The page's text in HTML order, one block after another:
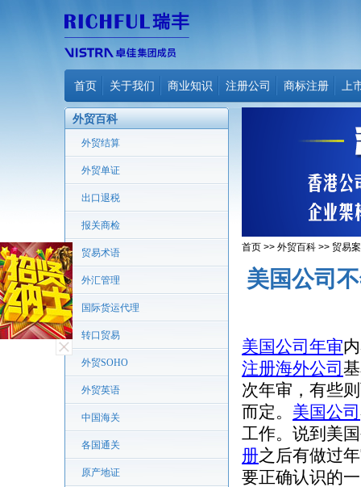
首页 关于我们 商业知识 注册公司 商标注册 上
外贸百科
外贸结算
外贸单证
出口退税
报关商检
贸易术语
外汇管理
国际货运代理
转口贸易
外贸SOHO
外贸英语
中国海关
各国通关
原产地证
首页 >> 外贸百科 >> 贸易
美国公司
美国公司年审
注册海外公司
次年审，有些
而定。 美国公司
工作。说到美
册之后有做过
要正确认识的